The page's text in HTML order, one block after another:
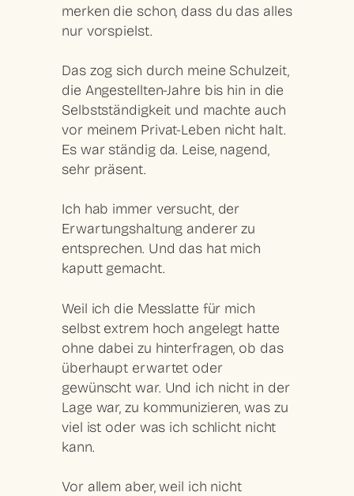
merken die schon, dass du das alles
nur vorspielst.
Das zog sich durch meine Schulzeit,
die Angestellten-Jahre bis hin in die
Selbstständigkeit und machte auch
vor meinem Privat-Leben nicht halt.
Es war ständig da. Leise, nagend,
sehr präsent.
Ich hab immer versucht, der
Erwartungshaltung anderer zu
entsprechen. Und das hat mich
kaputt gemacht.
Weil ich die Messlatte für mich
selbst extrem hoch angelegt hatte
ohne dabei zu hinterfragen, ob das
überhaupt erwartet oder
gewünscht war. Und ich nicht in der
Lage war, zu kommunizieren, was zu
viel ist oder was ich schlicht nicht
kann.
Vor allem aber, weil ich nicht